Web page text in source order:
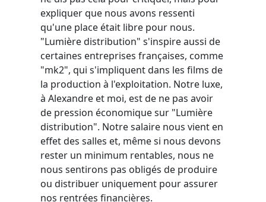
expliquer que nous avons ressenti
qu'une place était libre pour nous.
"Lumière distribution" s'inspire aussi de
certaines entreprises françaises, comme
"mk2", qui s'impliquent dans les films de
la production à l'exploitation. Notre luxe,
à Alexandre et moi, est de ne pas avoir
de pression économique sur "Lumière
distribution". Notre salaire nous vient en
effet des salles et, même si nous devons
rester un minimum rentables, nous ne
nous sentirons pas obligés de produire
ou distribuer uniquement pour assurer
nos rentrées financières.